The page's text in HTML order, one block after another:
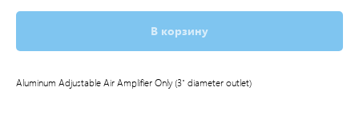
В корзину
Aluminum Adjustable Air Amplifier Only (3" diameter outlet)